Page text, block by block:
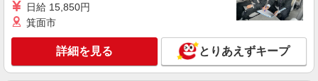
アルバイト
ケンタッキーフライドチキン 初台店
カウンター・キッチンスタッフ ＜優先募集日
時＞土日祝 フルタイム
日給 15,850円
箕面市
詳細を見る とりあえずキープ